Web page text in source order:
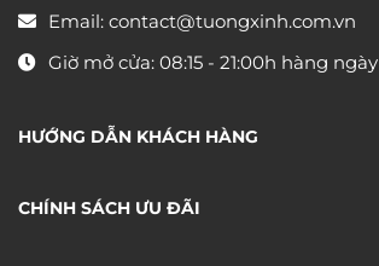
Email: contact@tuongxinh.com.vn
Giờ mở cửa: 08:15 - 21:00h hàng ngày
HƯỚNG DẪN KHÁCH HÀNG
CHÍNH SÁCH ƯU ĐÃI